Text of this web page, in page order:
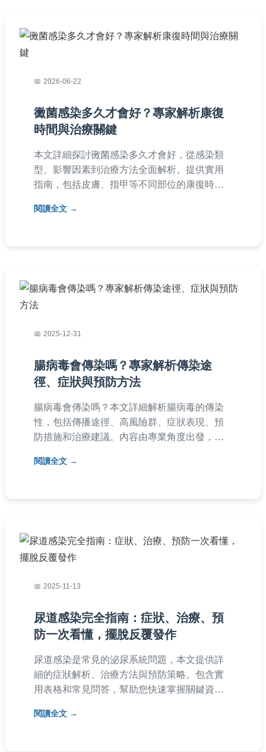
2026-06-22
黴菌感染多久才會好？專家解析康復
時間與治療關鍵
本文詳細探討黴菌感染多久才會好，從感染類
型、影響因素到治療方法全面解析。提供實用
指南，包括皮膚、指甲等不同部位的康復時間
您有效對抗黴菌感染。
閱讀全文
2025-12-31
腸病毒會傳染嗎？專家解析傳染途
徑、症狀與預防方法
腸病毒會傳染嗎？本文詳細解析腸病毒的傳染
性，包括傳播途徑、高風險群、症狀表現、預
防措施和治療建議。內容由專業角度出發，提
毒，保護家人健康。針對常見問題如腸病毒潛
閱讀全文
2025-11-13
尿道感染完全指南：症狀、治療、預
防一次看懂，擺脫反覆發作
尿道感染是常見的泌尿系統問題，本文提供詳
細的症狀解析、治療方法與預防策略。包含實
用表格和常見問答，幫助您快速掌握關鍵資
是初次感染或反覆發作，都能找到實用建議。
閱讀全文